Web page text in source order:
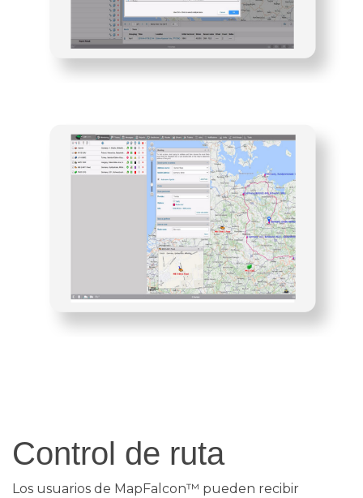
Control de ruta
Los usuarios de MapFalcon™ pueden recibir